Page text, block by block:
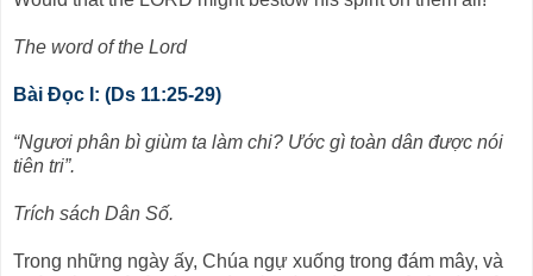
The word of the Lord
Bài Ðọc I: (Ds 11:25-29)
“Ngươi phân bì giùm ta làm chi? Ước gì toàn dân được nói
tiên tri”.
Trích sách Dân Số.
Trong những ngày ấy, Chúa ngự xuống trong đám mây, và